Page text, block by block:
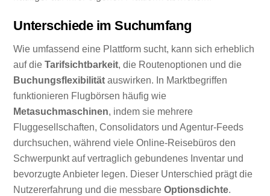
Unterschiede im Suchumfang
Wie umfassend eine Plattform sucht, kann sich erheblich
auf dieTarifsichtbarkeit, die Routenoptionen und die
Buchungsflexibilität auswirken. In Marktbegriffen
funktionieren Flugbörsen häufig wie
Metasuchmaschinen, indem sie mehrere
Fluggesellschaften, Consolidators und Agentur-Feeds
durchsuchen, während viele Online-Reisebüros den
Schwerpunkt auf vertraglich gebundenes Inventar und
bevorzugte Anbieter legen. Dieser Unterschied prägt die
Nutzererfahrung und die messbareOptionsdichte.